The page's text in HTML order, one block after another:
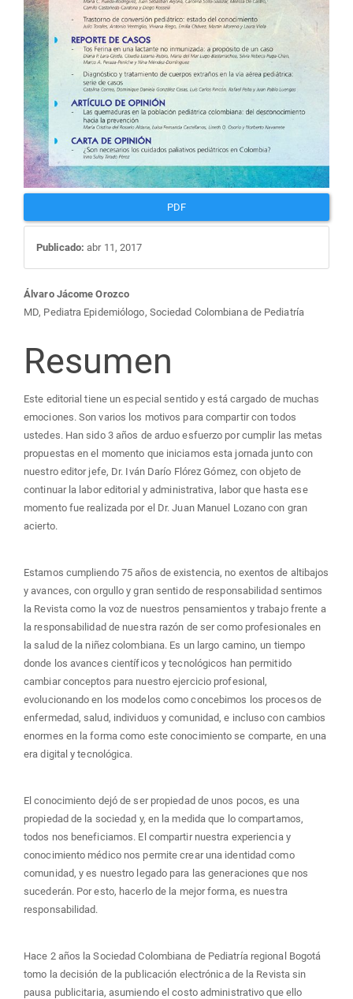
PDF
Publicado: abr 11, 2017
Contenido
principal
del
artículo
Álvaro Jácome Orozco
MD, Pediatra Epidemiólogo, Sociedad Colombiana de Pediatría
Resumen
Este editorial tiene un especial sentido y está cargado de muchas
emociones. Son varios los motivos para compartir con todos
ustedes. Han sido 3 años de arduo esfuerzo por cumplir las metas
propuestas en el momento que iniciamos esta jornada junto con
nuestro editor jefe, Dr. Iván Darío Flórez Gómez, con objeto de
continuar la labor editorial y administrativa, labor que hasta ese
momento fue realizada por el Dr. Juan Manuel Lozano con gran
acierto.
Estamos cumpliendo 75 años de existencia, no exentos de altibajos
y avances, con orgullo y gran sentido de responsabilidad sentimos
la Revista como la voz de nuestros pensamientos y trabajo frente a
la responsabilidad de nuestra razón de ser como profesionales en
la salud de la niñez colombiana. Es un largo camino, un tiempo
donde los avances científicos y tecnológicos han permitido
cambiar conceptos para nuestro ejercicio profesional,
evolucionando en los modelos como concebimos los procesos de
enfermedad, salud, individuos y comunidad, e incluso con cambios
enormes en la forma como este conocimiento se comparte, en una
era digital y tecnológica.
El conocimiento dejó de ser propiedad de unos pocos, es una
propiedad de la sociedad y, en la medida que lo compartamos,
todos nos beneficiamos. El compartir nuestra experiencia y
conocimiento médico nos permite crear una identidad como
comunidad, y es nuestro legado para las generaciones que nos
sucederán. Por esto, hacerlo de la mejor forma, es nuestra
responsabilidad.
Hace 2 años la Sociedad Colombiana de Pediatría regional Bogotá
tomo la decisión de la publicación electrónica de la Revista sin
pausa publicitaria, asumiendo el costo administrativo que ello